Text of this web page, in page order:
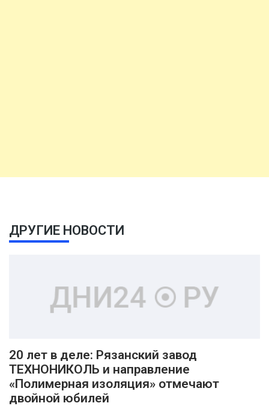
ДРУГИЕ НОВОСТИ
20 лет в деле: Рязанский завод
ТЕХНОНИКОЛЬ и направление
«Полимерная изоляция» отмечают
двойной юбилей